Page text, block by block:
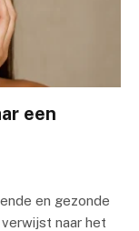
een
en gezonde
naar het